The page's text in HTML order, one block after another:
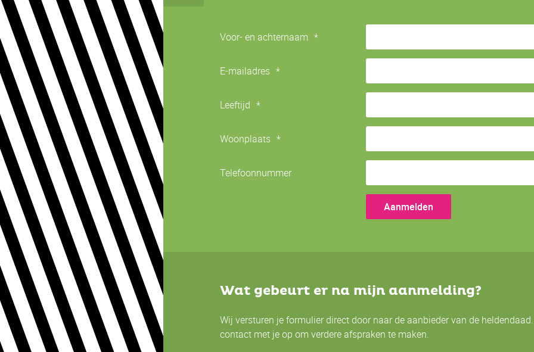
Voor- en achternaam *
E-mailadres *
Leeftijd *
Woonplaats *
Telefoonnummer
Wat gebeurt er na mijn aanmelding?
Wij versturen je formulier direct door naar de aanbieder van de
contact met je op om verdere afspraken te maken.